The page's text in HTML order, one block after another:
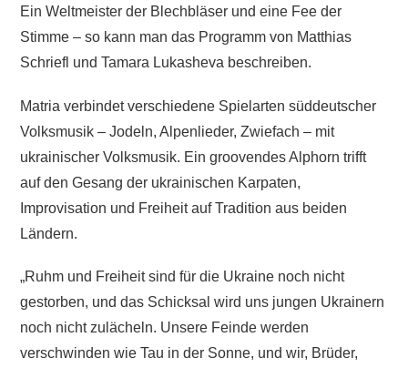
Ein Weltmeister der Blechbläser und eine Fee der
Stimme – so kann man das Programm von Matthias
Schriefl und Tamara Lukasheva beschreiben.
Matria verbindet verschiedene Spielarten süddeutscher
Volksmusik – Jodeln, Alpenlieder, Zwiefach – mit
ukrainischer Volksmusik. Ein groovendes Alphorn trifft
auf den Gesang der ukrainischen Karpaten,
Improvisation und Freiheit auf Tradition aus beiden
Ländern.
„Ruhm und Freiheit sind für die Ukraine noch nicht
gestorben, und das Schicksal wird uns jungen Ukrainern
noch nicht zulächeln. Unsere Feinde werden
verschwinden wie Tau in der Sonne, und wir, Brüder,